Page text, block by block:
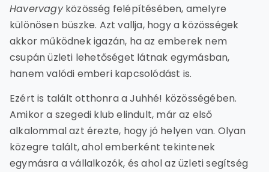
Havervagyközösség felépítésében, amelyre
különösen büszke. Azt vallja, hogy a közösségek
akkor működnek igazán, ha az emberek nem
csupán üzleti lehetőséget látnak egymásban,
hanem valódi emberi kapcsolódást is.
Ezért is talált otthonra a Juhhé! közösségében.
Amikor a szegedi klub elindult, már az első
alkalommal azt érezte, hogy jó helyen van. Olyan
közegre talált, ahol emberként tekintenek
egymásra a vállalkozók, és ahol az üzleti segítség